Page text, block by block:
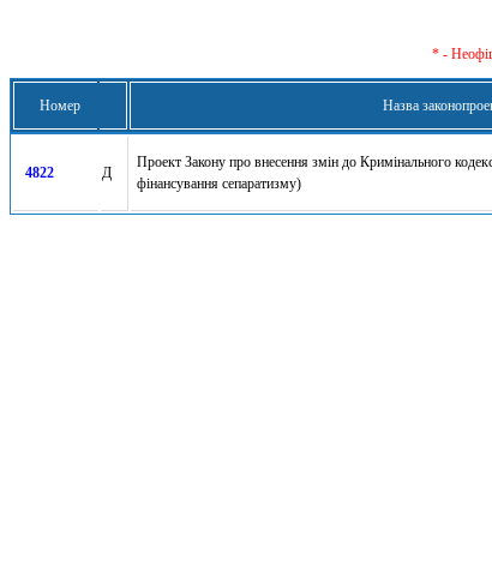
* -
Номер Назва
4822 Д
Проект Закону про внесення змін до Кримінального
фінансування сепаратизму)